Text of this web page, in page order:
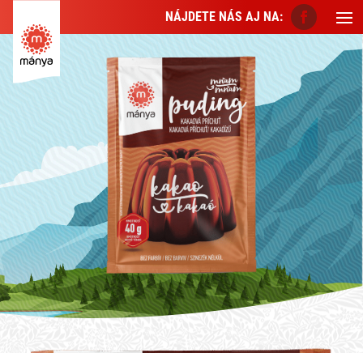
NÁJDETE NÁS AJ NA: